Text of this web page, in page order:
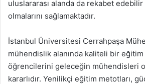
uluslararası alanda da rekabet
olmalarını sağlamaktadır.
İstanbul Üniversitesi Cerrahpaşa
mühendislik alanında kaliteli bir
öğrencilerini geleceğin mühendisleri
kararlıdır. Yenilikçi eğitim metotları,